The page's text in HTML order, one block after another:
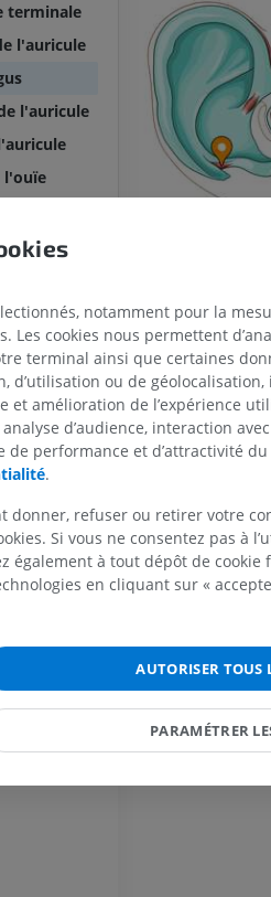
terminale
l'auricule
l'auricule
l'ouïe
IRM du membre supérieur
IRM
PREMIUM
IRM de l'épaule
IRM du poignet
notamment pour la
Les cookies nous permettent
terminal ainsi que certaines
d’utilisation ou de
et amélioration de l’expérience
d’audience, interaction
de performance et d’attractivité
.
donner, refuser ou retirer votre
Si vous ne consentez pas à
également à tout dépôt de
en cliquant sur «
AUTORISER TOUS
PARAMÉTRER